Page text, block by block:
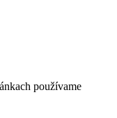
používame